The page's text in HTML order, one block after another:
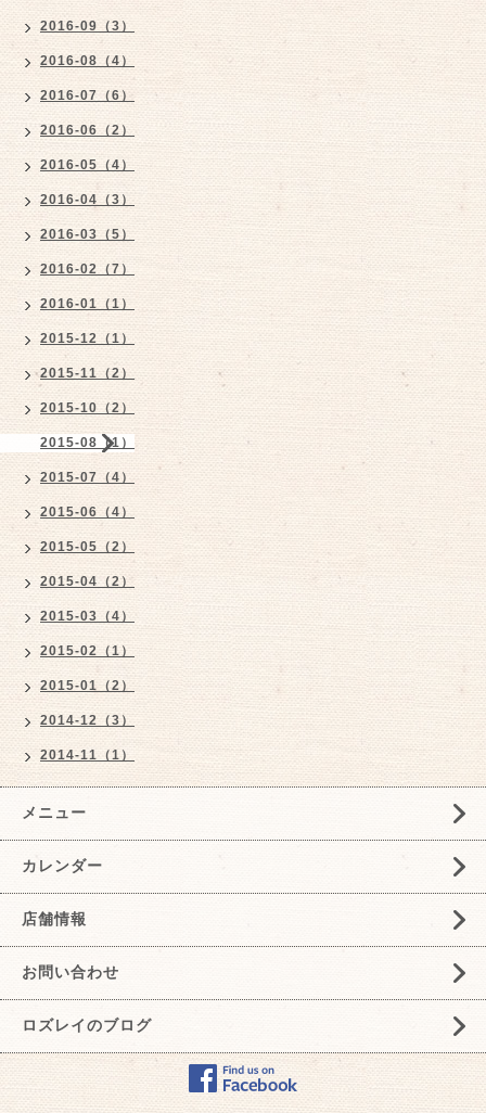
2016-09（3）
2016-08（4）
2016-07（6）
2016-06（2）
2016-05（4）
2016-04（3）
2016-03（5）
2016-02（7）
2016-01（1）
2015-12（1）
2015-11（2）
2015-10（2）
2015-08（1）
2015-07（4）
2015-06（4）
2015-05（2）
2015-04（2）
2015-03（4）
2015-02（1）
2015-01（2）
2014-12（3）
2014-11（1）
メニュー
カレンダー
店舗情報
お問い合わせ
ロズレイのブログ